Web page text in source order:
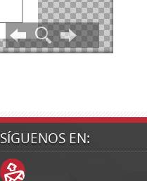
SÍGUENOS EN: